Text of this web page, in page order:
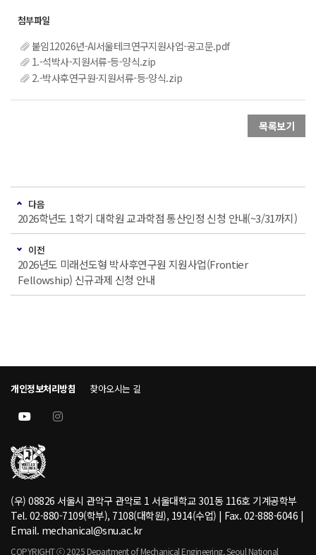
붙임12026년-AI서울테크연구지원사업-공고문.pdf
1.-석박사-지원서류-등-양식.zip
2.-박사후연구원-지원서류-등-양식.zip
목록보기
다음
2026학년도 1학기 대학원 교과학점 통산인정 신청 안내(~3/31까지)
이전
2026년도 미래선도형 박사후연구원 지원사업(Frontier
Fellowship) 신규과제 신청 안내
개인정보처리방침 찾아오시는 길
(우) 08826 서울시 관악구 관악로 1 서울대학교 301동 116호 기계공학부
Tel. 02-880-7109(학부), 7108(대학원), 1914(수업) | Fax. 02-888-6046 |
Email. mechanical@snu.ac.kr
COPYRIGHT ⓒ 2025 Department of Mechanical Engineering, Seoul National